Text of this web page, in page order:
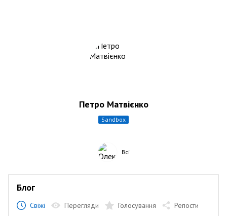
Петро Матвієнко
sandbox
Всі
Блог
Свіжі Перегляди Голосування Репости